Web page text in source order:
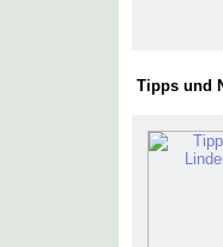
Tipps und